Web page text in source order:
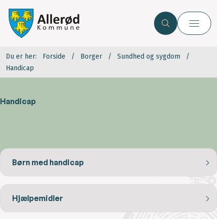
Du er her: Forside Borger
Sundhed og sygdom
Handicap
Handicap
Børn med handicap
Hjælpemidler